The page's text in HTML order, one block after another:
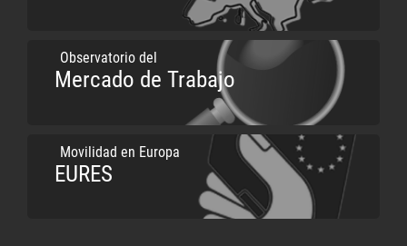
Observatorio del
Mercado de Trabajo
Movilidad en Europa
EURES